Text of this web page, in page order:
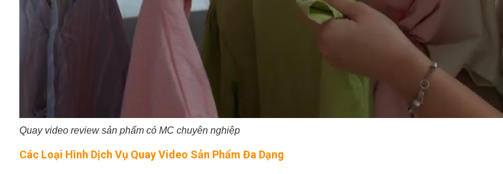
Quay video review sản phẩm có MC chuyên nghiệp
Các Loại Hình Dịch Vụ Quay Video Sản Phẩm Đa Dạng